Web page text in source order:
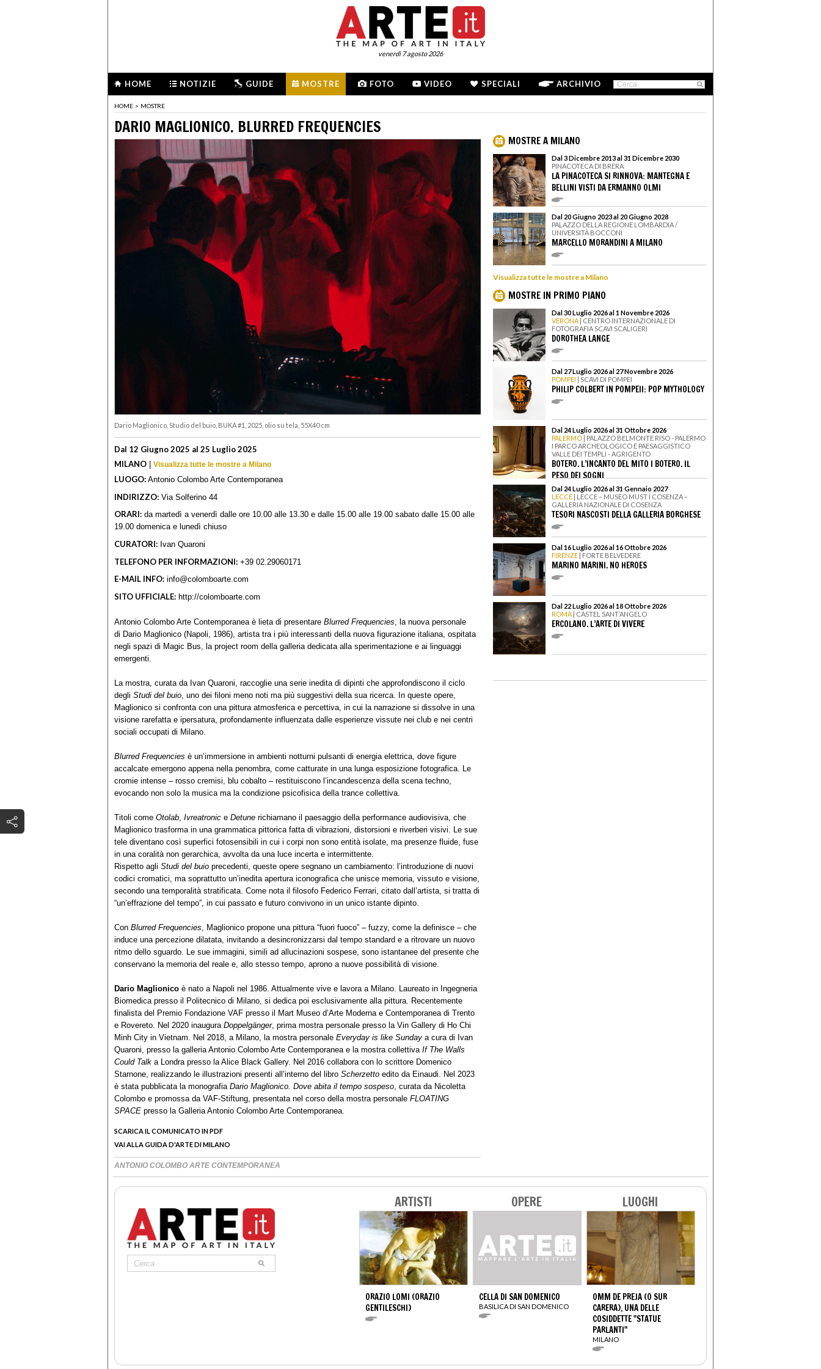
venerdì 7 agosto 2026
HOME NOTIZIE GUIDE MOSTRE FOTO VIDEO SPECIALI ARCHIVIO
HOME > MOSTRE
DARIO MAGLIONICO. BLURRED FREQUENCIES
Dario Maglionico, Studio del buio, BUKA #1, 2025, olio su tela, 55X40 cm
Dal 12 Giugno 2025 al 25 Luglio 2025
MILANO | Visualizza tutte le mostre a Milano
LUOGO: Antonio Colombo Arte Contemporanea
INDIRIZZO: Via Solferino 44
ORARI: da martedì a venerdì dalle ore 10.00 alle 13.30 e dalle 15.00 alle 19.00 sabato dalle 15.00 alle
19.00 domenica e lunedì chiuso
CURATORI: Ivan Quaroni
TELEFONO PER INFORMAZIONI: +39 02.29060171
E-MAIL INFO: info@colomboarte.com
SITO UFFICIALE: http://colomboarte.com
Antonio Colombo Arte Contemporanea è lieta di presentare Blurred Frequencies, la nuova personale
di Dario Maglionico (Napoli, 1986), artista tra i più interessanti della nuova figurazione italiana, ospitata
negli spazi di Magic Bus, la project room della galleria dedicata alla sperimentazione e ai linguaggi
emergenti.
La mostra, curata da Ivan Quaroni, raccoglie una serie inedita di dipinti che approfondiscono il ciclo
degli Studi del buio, uno dei filoni meno noti ma più suggestivi della sua ricerca. In queste opere,
Maglionico si confronta con una pittura atmosferica e percettiva, in cui la narrazione si dissolve in una
visione rarefatta e ipersatura, profondamente influenzata dalle esperienze vissute nei club e nei centri
sociali occupati di Milano.
Blurred Frequencies è un’immersione in ambienti notturni pulsanti di energia elettrica, dove figure
accalcate emergono appena nella penombra, come catturate in una lunga esposizione fotografica. Le
cromie intense – rosso cremisi, blu cobalto – restituiscono l’incandescenza della scena techno,
evocando non solo la musica ma la condizione psicofisica della trance collettiva.
Titoli come Otolab, Ivreatronic e Detune richiamano il paesaggio della performance audiovisiva, che
Maglionico trasforma in una grammatica pittorica fatta di vibrazioni, distorsioni e riverberi visivi. Le sue
tele diventano così superfici fotosensibili in cui i corpi non sono entità isolate, ma presenze fluide, fuse
in una coralità non gerarchica, avvolta da una luce incerta e intermittente.
Rispetto agli Studi del buio precedenti, queste opere segnano un cambiamento: l’introduzione di nuovi
codici cromatici, ma soprattutto un’inedita apertura iconografica che unisce memoria, vissuto e visione,
secondo una temporalità stratificata. Come nota il filosofo Federico Ferrari, citato dall’artista, si tratta di
“un’effrazione del tempo”, in cui passato e futuro convivono in un unico istante dipinto.
Con Blurred Frequencies, Maglionico propone una pittura “fuori fuoco” – fuzzy, come la definisce – che
induce una percezione dilatata, invitando a desincronizzarsi dal tempo standard e a ritrovare un nuovo
ritmo dello sguardo. Le sue immagini, simili ad allucinazioni sospese, sono istantanee del presente che
conservano la memoria del reale e, allo stesso tempo, aprono a nuove possibilità di visione.
Dario Maglionico è nato a Napoli nel 1986. Attualmente vive e lavora a Milano. Laureato in Ingegneria
Biomedica presso il Politecnico di Milano, si dedica poi esclusivamente alla pittura. Recentemente
finalista del Premio Fondazione VAF presso il Mart Museo d’Arte Moderna e Contemporanea di Trento
e Rovereto. Nel 2020 inaugura Doppelgänger, prima mostra personale presso la Vin Gallery di Ho Chi
Minh City in Vietnam. Nel 2018, a Milano, la mostra personale Everyday is like Sunday a cura di Ivan
Quaroni, presso la galleria Antonio Colombo Arte Contemporanea e la mostra collettiva If The Walls
Could Talk a Londra presso la Alice Black Gallery. Nel 2016 collabora con lo scrittore Domenico
Starnone, realizzando le illustrazioni presenti all’interno del libro Scherzetto edito da Einaudi. Nel 2023
è stata pubblicata la monografia Dario Maglionico. Dove abita il tempo sospeso, curata da Nicoletta
Colombo e promossa da VAF-Stiftung, presentata nel corso della mostra personale FLOATING
SPACE presso la Galleria Antonio Colombo Arte Contemporanea.
SCARICA IL COMUNICATO IN PDF
VAI ALLA GUIDA D'ARTE DI MILANO
ANTONIO COLOMBO ARTE CONTEMPORANEA
MOSTRE A MILANO
Dal 3 Dicembre 2013 al 31 Dicembre 2030
PINACOTECA DI BRERA
LA PINACOTECA SI RINNOVA: MANTEGNA E
BELLINI VISTI DA ERMANNO OLMI
Dal 20 Giugno 2023 al 20 Giugno 2028
PALAZZO DELLA REGIONE LOMBARDIA /
UNIVERSITÀ BOCCONI
MARCELLO MORANDINI A MILANO
Visualizza tutte le mostre a Milano
MOSTRE IN PRIMO PIANO
Dal 30 Luglio 2026 al 1 Novembre 2026
VERONA | CENTRO INTERNAZIONALE DI
FOTOGRAFIA SCAVI SCALIGERI
DOROTHEA LANGE
Dal 27 Luglio 2026 al 27 Novembre 2026
POMPEI | SCAVI DI POMPEI
PHILIP COLBERT IN POMPEII: POP MYTHOLOGY
Dal 24 Luglio 2026 al 31 Ottobre 2026
PALERMO | PALAZZO BELMONTE RISO - PALERMO
I PARCO ARCHEOLOGICO E PAESAGGISTICO
VALLE DEI TEMPLI - AGRIGENTO
BOTERO. L’INCANTO DEL MITO I BOTERO. IL
PESO DEI SOGNI
Dal 24 Luglio 2026 al 31 Gennaio 2027
LECCE | LECCE – MUSEO MUST I COSENZA –
GALLERIA NAZIONALE DI COSENZA
TESORI NASCOSTI DELLA GALLERIA BORGHESE
Dal 16 Luglio 2026 al 16 Ottobre 2026
FIRENZE | FORTE BELVEDERE
MARINO MARINI. NO HEROES
Dal 22 Luglio 2026 al 18 Ottobre 2026
ROMA | CASTEL SANT’ANGELO
ERCOLANO. L’ARTE DI VIVERE
ARTISTI
ORAZIO LOMI (ORAZIO
GENTILESCHI)
OPERE
CELLA DI SAN DOMENICO
BASILICA DI SAN DOMENICO
LUOGHI
OMM DE PREJA (O SUR
CARERA), UNA DELLE
COSIDDETTE "STATUE
PARLANTI"
MILANO